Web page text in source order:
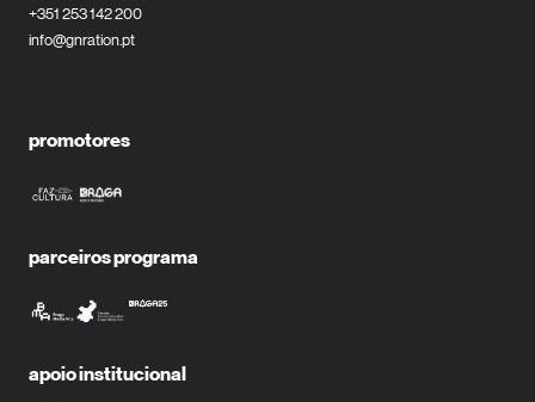
+351 253 142 200
info@gnration.pt
promotores
parceiros programa
apoio institucional